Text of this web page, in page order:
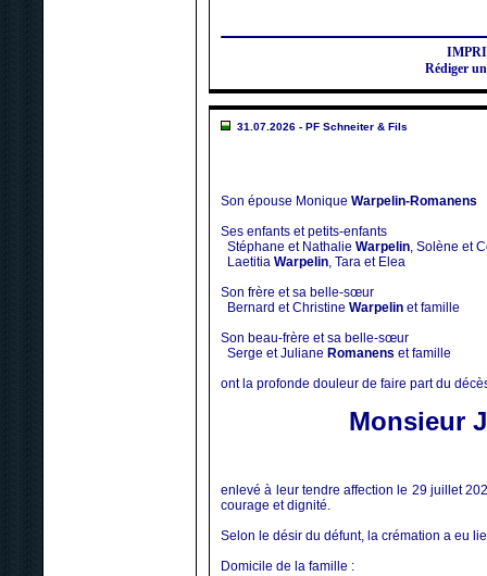
Rédiger
31.07.2026 - PF Schneiter & Fils
Son épouse Monique Warpelin-Romanens
Ses enfants et petits-enfants
Stéphane et Nathalie Warpelin, Solène et
Laetitia Warpelin, Tara et Elea
Son frère et sa belle-sœur
Bernard et Christine Warpelin et famille
Son beau-frère et sa belle-sœur
Serge et Juliane Romanens et famille
ont la profonde douleur de faire part du
Monsieur
enlevé à leur tendre affection le 29 juillet
courage et dignité.
Selon le désir du défunt, la crémation a eu
Domicile de la famille :